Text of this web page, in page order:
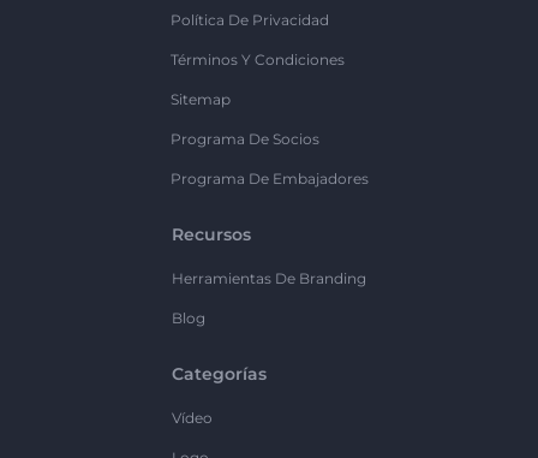
Política De Privacidad
Términos Y Condiciones
Sitemap
Programa De Socios
Programa De Embajadores
Recursos
Herramientas De Branding
Blog
Categorías
Vídeo